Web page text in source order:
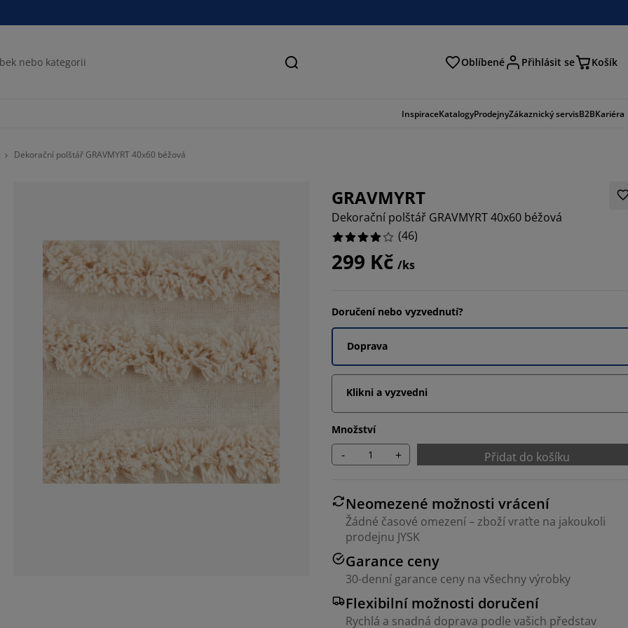
Hledat Oblíbené Přihlásit se Košík
InspiraceKatalogyProdejnyZákaznický servisB2BKariéra
Dekorační polštář GRAVMYRT 40x60 béžová
GRAVMYRT
Dekorační polštář GRAVMYRT 40x60 béžová
(46)
299 Kč /ks
Doručení nebo vyzvednutí?
Doprava
Klikni a vyzvedni
Množství
- + Přidat do košíku
Neomezené možnosti vrácení
Žádné časové omezení – zboží vraťte na jakoukoli
prodejnu JYSK
Garance ceny
30-denní garance ceny na všechny výrobky
Flexibilní možnosti doručení
Rychlá a snadná doprava podle vašich představ
60.86956521739131%
13.043478260869565%
4.3478260869565215%
4.3478260869565215%
17.391304347826086%